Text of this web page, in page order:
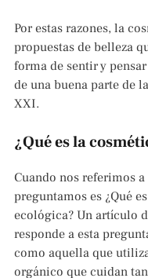
Por estas razones, la
propuestas de belleza
forma de sentir y
de una buena parte de
XXI.
¿Qué es la
Cuando nos referimos
preguntamos es ¿Qué
ecológica? Un artículo
responde a esta
como aquella que
orgánico que cuidan